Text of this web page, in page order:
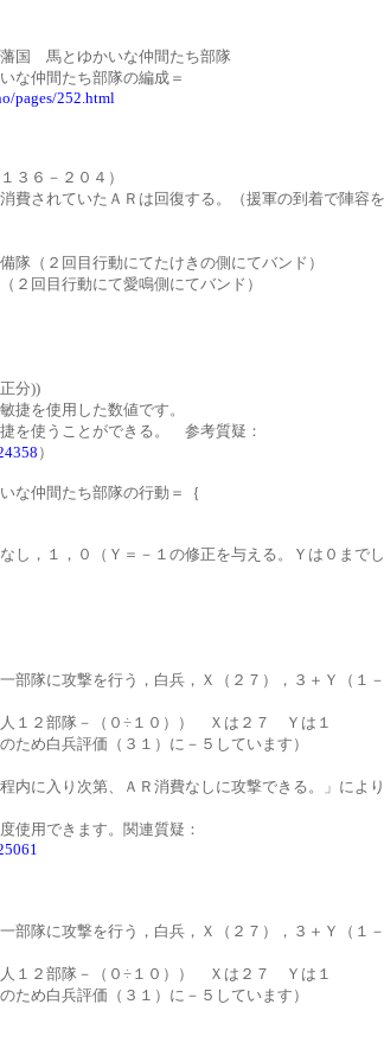
藩国 馬とゆかいな仲間たち部隊
な仲間たち部隊の編成＝
pages/252.html
３６－２０４）
費されていたＡＲは回復する。（援軍の到着で陣容
隊（２回目行動にてたけきの側にてバンド）
行動にて愛鳴側にてバンド）
分))
捷を使用した数値です。
を使うことができる。 参考質疑：
）
な仲間たち部隊の行動＝｛
し，１，０（Ｙ＝－１の修正を与える。Ｙは０まで
部隊に攻撃を行う，白兵，Ｘ（２７），３＋Ｙ（１
１２部隊－（０÷１０）） Ｘは２７ Ｙは１
ため白兵評価（３１）に－５しています）
内に入り次第、ＡＲ消費なしに攻撃できる。」によ
使用できます。関連質疑：
部隊に攻撃を行う，白兵，Ｘ（２７），３＋Ｙ（１
１２部隊－（０÷１０）） Ｘは２７ Ｙは１
ため白兵評価（３１）に－５しています）